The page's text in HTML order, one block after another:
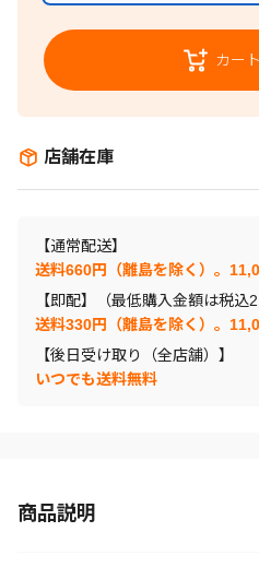
カー
店舗在庫
【通常配送】
送料660円（離島を除く）。
【即配】（最低購入金額は税込
送料330円（離島を除く）。
【後日受け取り（全店舗）】
いつでも送料無料
商品説明